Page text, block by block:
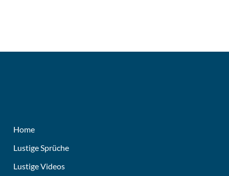
Home
Lustige Sprüche
Lustige Videos